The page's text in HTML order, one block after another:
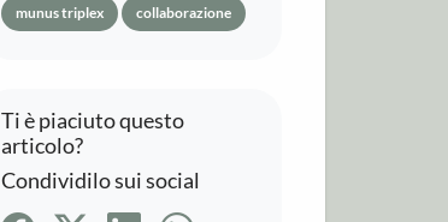
Ti è piaciuto questo
articolo?
Condividilo sui social
munus triplex collaborazione